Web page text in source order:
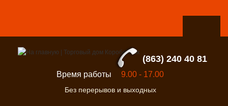
(863) 240 40 81
Время работы 9.00 - 17.00
Без перерывов и выходных